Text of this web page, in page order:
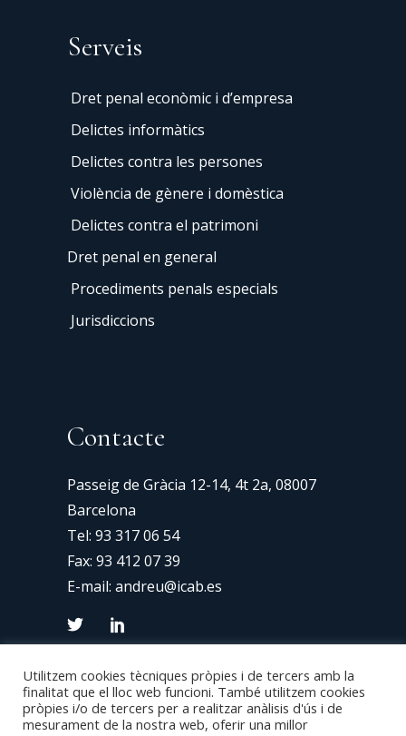
Serveis
Dret penal econòmic i d’empresa
Delictes informàtics
Delictes contra les persones
Violència de gènere i domèstica
Delictes contra el patrimoni
Dret penal en general
Procediments penals especials
Jurisdiccions
Contacte
Passeig de Gràcia 12-14, 4t 2a, 08007
Barcelona
Tel: 93 317 06 54
Fax: 93 412 07 39
E-mail: andreu@icab.es
Utilitzem cookies tècniques pròpies i de tercers amb la
finalitat que el lloc web funcioni. També utilitzem cookies
pròpies i/o de tercers per a realitzar anàlisis d'ús i de
mesurament de la nostra web, oferir una millor